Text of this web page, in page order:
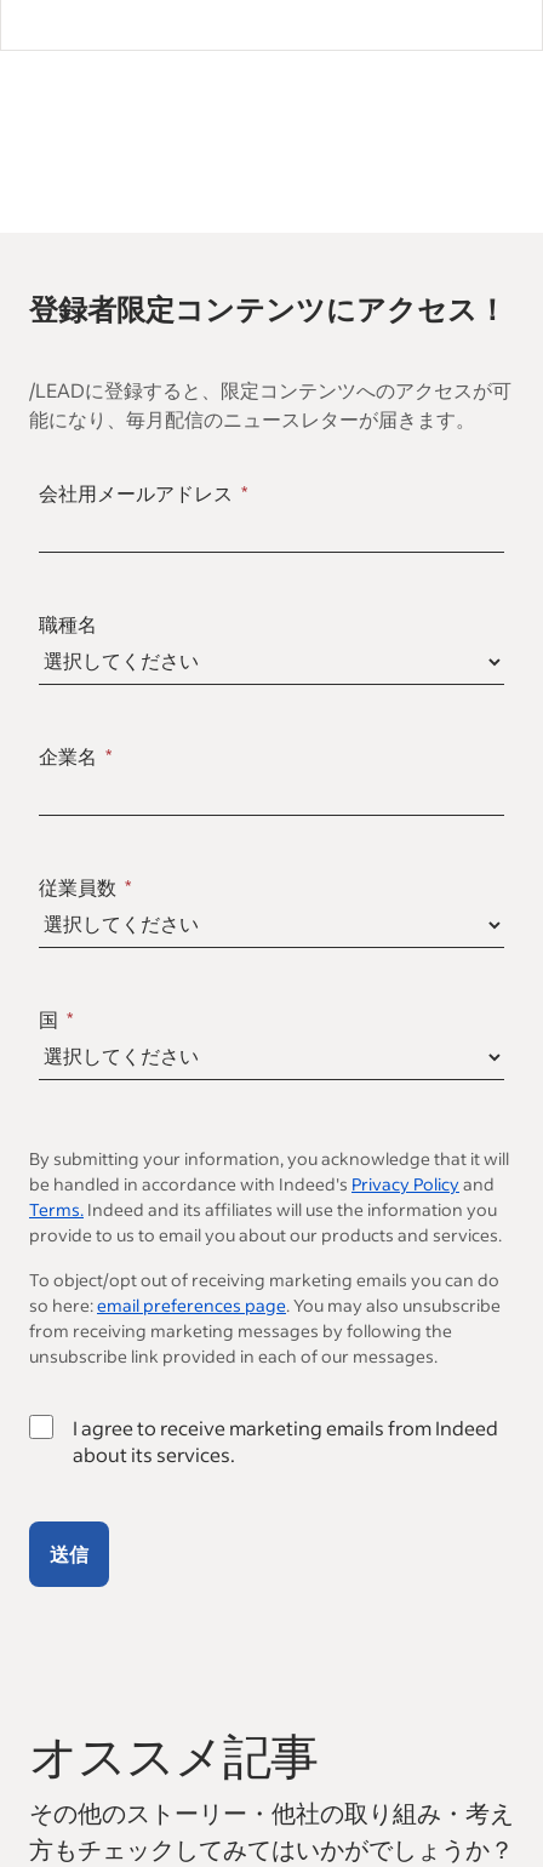
登録者限定コンテンツにアクセス！
/LEADに登録すると、限定コンテンツへのアクセスが可
能になり、毎月配信のニュースレターが届きます。
会社用メールアドレス
職種名
企業名
従業員数
国
By submitting your information, you acknowledge that it will
be handled in accordance with Indeed's Privacy Policy and
Terms. Indeed and its affiliates will use the information you
provide to us to email you about our products and services.
To object/opt out of receiving marketing emails you can do
so here:email preferences page. You may also unsubscribe
from receiving marketing messages by following the
unsubscribe link provided in each of our messages.
I agree to receive marketing emails from Indeed
about its services.
送信
This is a carousel with 6 slides. Use arrow keys to
オススメ記事
その他のストーリー・他社の取り組み・考え
方もチェックしてみてはいかがでしょうか？